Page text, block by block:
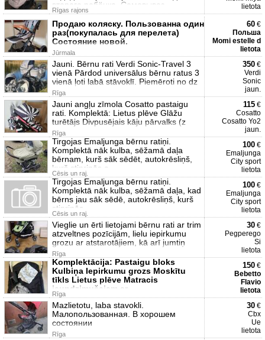
второго ребёнка. Самовывоз.
Rīgas rajons
lietota
Продаю коляску. Пользованна один
раз(покупалась для перелета)
Состояние новой.
Jūrmala
60 €
Польша
Momi estelle d
lietota
Jauni. Bērnu rati Verdi Sonic-Travel 3
vienā Pārdod universālus bērnu ratus 3
vienā ļoti labā stāvoklī. Piemēroti no dz
Rīga
350 €
Verdi
Sonic
jaun.
Jauni angļu zīmola Cosatto pastaigu
rati. Komplektā: Lietus plēve Glāžu
turētājs Divpusējais kāju pārvalks (z
Rīga
115 €
Cosatto
Cosatto Yo2
jaun.
Tirgojas Emaljunga bērnu ratiņi.
Komplektā nāk kulba, sēžamā daļa
bērnam, kurš sāk sēdēt, autokrēsliņš,
kurš stiprinās a
Cēsis un raj.
100 €
Emaljunga
City sport
lietota
Tirgojas Emaljunga bērnu ratiņi.
Komplektā nāk kulba, sēžamā daļa, kad
bērns jau sāk sēdē, autokrēsliņš, kurš
stiprinās
Cēsis un raj.
100 €
Emaljunga
City sport
lietota
Vieglie un ērti lietojami bērnu rati ar trim
atzveltnes pozīcijām, lielu iepirkumu
grozu ar atstarotājiem, kā arī jumtiņ
Rīga
30 €
Pegperego
Si
lietota
Komplektācija: Pastaigu bloks
Kulbiņa Iepirkumu grozs Moskītu
tīkls Lietus plēve Matracis
jaundzimušajam ar
Rīga
150 €
Bebetto
Flavio
lietota
Mazlietotu, laba stavokli.
Малопользованная. В хорошем
состоянии
Rīga
30 €
Cbx
Ue
lietota